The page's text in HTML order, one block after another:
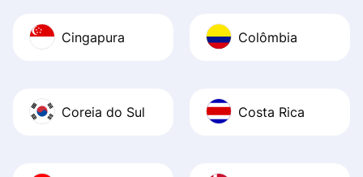
Cingapura Colômbia
Coreia do Sul Costa Rica